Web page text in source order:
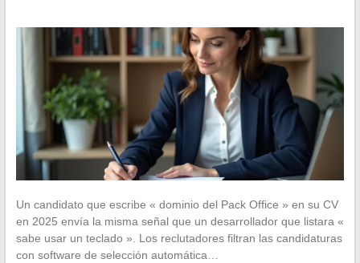
Un candidato que escribe « dominio del Pack Office » en su CV
en 2025 envía la misma señal que un desarrollador que listara «
sabe usar un teclado ». Los reclutadores filtran las candidaturas
con software de selección automática…